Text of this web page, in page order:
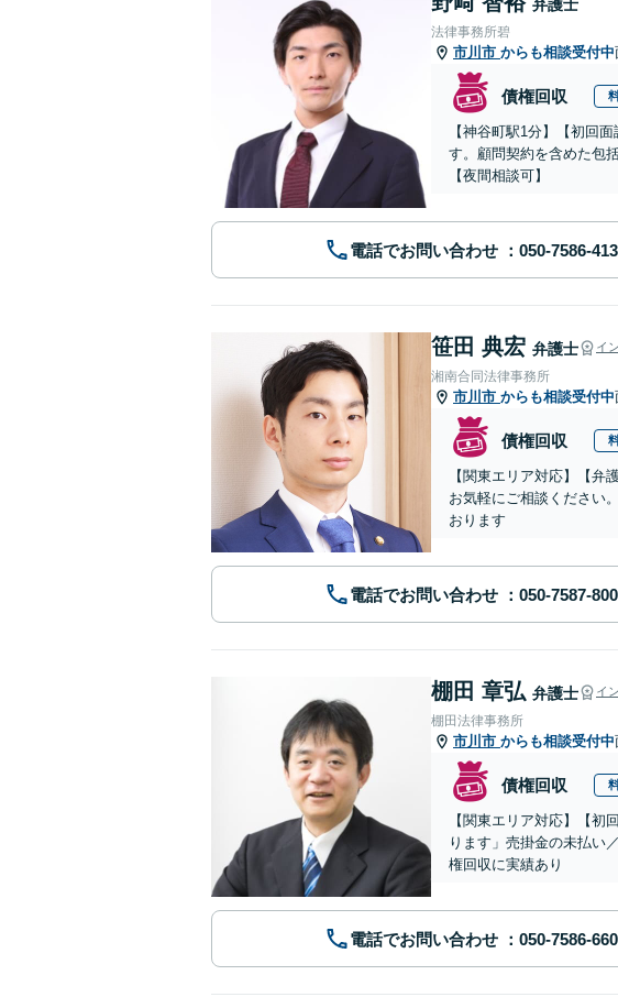
弁護士
法律事務所碧
市川市 からも相談受付中
債権回収
【神谷町駅1分】【初回
す。顧問契約を含めた包
【夜間相談可】
電話でお問い合わせ
笹田 典宏 弁護士 イ
湘南合同法律事務所
市川市 からも相談受付中
債権回収
【関東エリア対応】【
お気軽にご相談ください
おります
電話でお問い合わせ
棚田 章弘 弁護士 イ
棚田法律事務所
市川市 からも相談受付中
債権回収
【関東エリア対応】【
ります」売掛金の未払い
権回収に実績あり
電話でお問い合わせ